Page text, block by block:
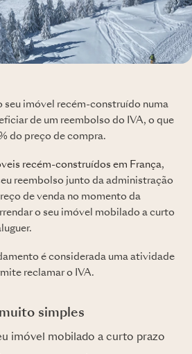
seu imóvel recém-construído numa
de um reembolso do IVA, o que
do preço de compra.
recém-construídos em França,
reembolso junto da administração
de venda no momento da
o seu imóvel mobilado a curto
é considerada uma atividade
reclamar o IVA.
simples
imóvel mobilado a curto prazo